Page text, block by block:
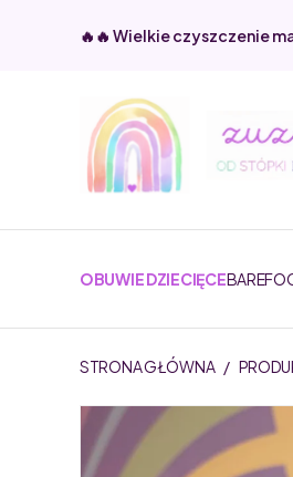
🔥🔥 Wielkie czyszczenie
OBUWIE DZIECIĘCE
STRONA GŁÓWNA /